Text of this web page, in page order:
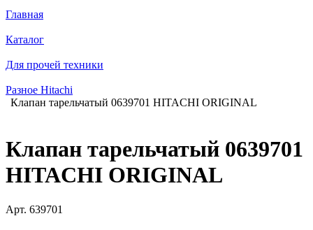
Главная
Каталог
Для прочей техники
Разное Hitachi
Клапан тарельчатый 0639701 HITACHI ORIGINAL
Клапан тарельчатый 0639701
HITACHI ORIGINAL
Арт. 639701